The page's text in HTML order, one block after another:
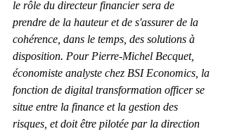
le rôle du directeur financier sera de
prendre de la hauteur et de s'assurer de la
cohérence, dans le temps, des solutions à
disposition. Pour Pierre-Michel Becquet,
économiste analyste chez BSI Economics, la
fonction de digital transformation officer se
situe entre la finance et la gestion des
risques, et doit être pilotée par la direction